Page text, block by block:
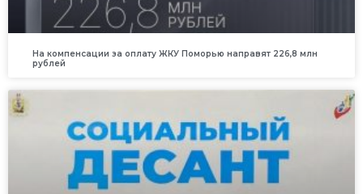
На компенсации за оплату ЖКУ Поморью направят 226,8 млн
рублей